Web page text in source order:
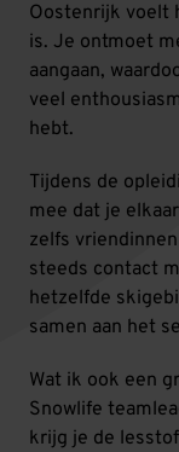
Oostenrijk voelt
is. Je ontmoet
aangaan,
veel
hebt.
Tijdens de
mee dat je
zelfs
steeds contact
hetzelfde
samen aan het
Wat ik ook een
Snowlife
krijg je de